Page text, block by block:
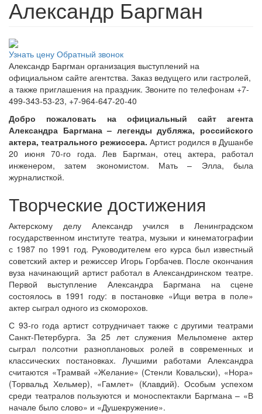
Александр Баргман
Узнать цену Обратный звонок
Александр Баргман организация выступлений на
официальном сайте агентства. Заказ ведущего или гастролей,
а также приглашения на праздник. Звоните по телефонам +7-
499-343-53-23, +7-964-647-20-40
Добро пожаловать на официальный сайт агента
Александра Баргмана – легенды дубляжа, российского
актера, театрального режиссера. Артист родился в Душанбе
20 июня 70-го года. Лев Баргман, отец актера, работал
инженером, затем экономистом. Мать – Элла, была
журналисткой.
Творческие достижения
Актерскому делу Александр учился в Ленинградском
государственном институте театра, музыки и кинематографии
с 1987 по 1991 год. Руководителем его курса был известный
советский актер и режиссер Игорь Горбачев. После окончания
вуза начинающий артист работал в Александринском театре.
Первой выступление Александра Баргмана на сцене
состоялось в 1991 году: в постановке «Ищи ветра в поле»
актер сыграл одного из скоморохов.
С 93-го года артист сотрудничает также с другими театрами
Санкт-Петербурга. За 25 лет служения Мельпомене актер
сыграл полсотни разноплановых ролей в современных и
классических постановках. Лучшими работами Александра
считаются «Трамвай «Желание» (Стенли Ковальски), «Нора»
(Торвальд Хельмер), «Гамлет» (Клавдий). Особым успехом
среди театралов пользуются и моноспектакли Баргмана – «В
начале было слово» и «Душекружение».